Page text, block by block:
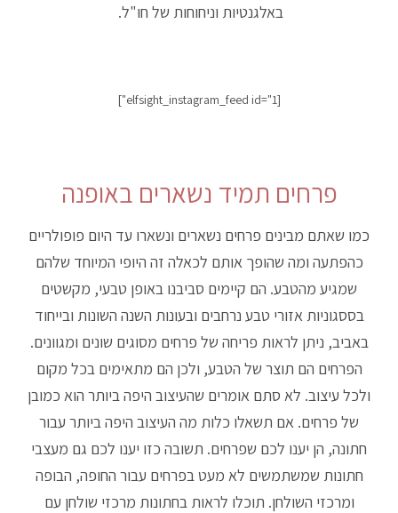
באלגנטיות וניחוחות של חו"ל.
[elfsight_instagram_feed id="1"]
פרחים תמיד נשארים באופנה
כמו שאתם מבינים פרחים נשארים ונשארו עד היום פופולריים
כהפתעה ומה שהופך אותם לכאלה זה היופי המיוחד שלהם
שמגיע מהטבע. הם קיימים סביבנו באופן טבעי, מקשטים
בססגוניות אזורי טבע נרחבים ובעונות השנה השונות ובייחוד
באביב, ניתן לראות פריחה של פרחים מסוגים שונים ומגוונים.
הפרחים הם תוצר של הטבע, ולכן הם מתאימים בכל מקום
ולכל עיצוב. לא סתם אומרים שהעיצוב היפה ביותר הוא כמובן
של פרחים. אם תשאלו כלות מה העיצוב היפה ביותר עבור
חתונה, הן יענו לכם שפרחים. תשובה כזו יענו לכם גם מעצבי
חתונות שמשתמשים לא מעט בפרחים עבור החופה, הבופה
ומרכזי השולחן. תוכלו לראות בחתונות מרכזי שולחן עם